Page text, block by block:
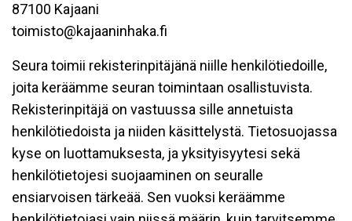
87100 Kajaani
toimisto@kajaaninhaka.fi
Seura toimii rekisterinpitäjänä niille henkilötiedoille,
joita keräämme seuran toimintaan osallistuvista.
Rekisterinpitäjä on vastuussa sille annetuista
henkilötiedoista ja niiden käsittelystä. Tietosuojassa
kyse on luottamuksesta, ja yksityisyytesi sekä
henkilötietojesi suojaaminen on seuralle
ensiarvoisen tärkeää. Sen vuoksi keräämme